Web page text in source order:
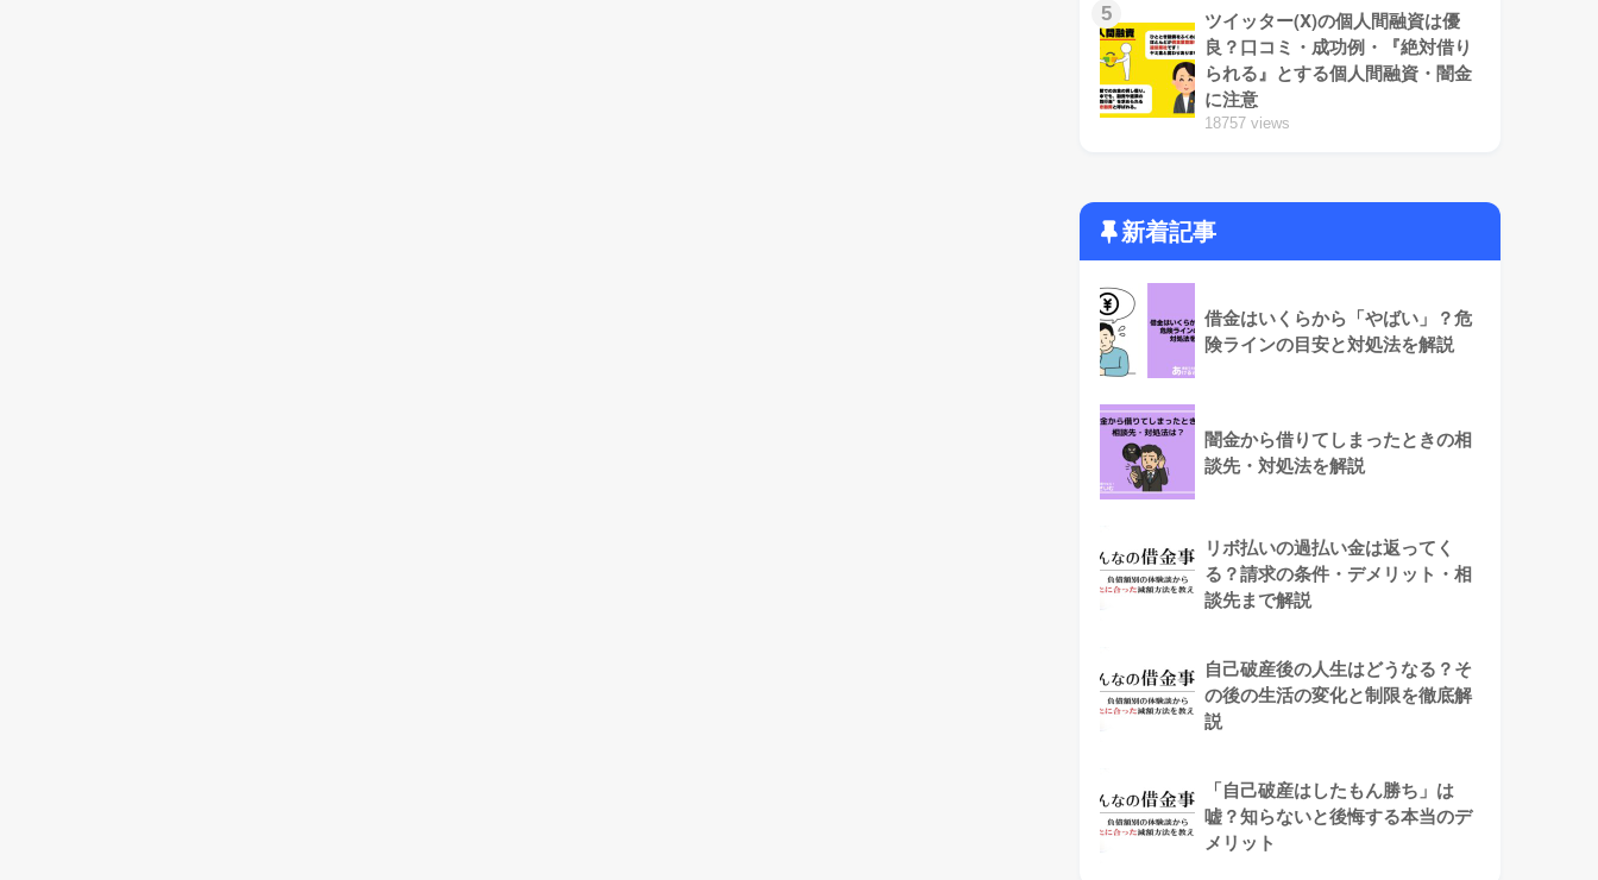
5
ツイッター(X)の個人間融資は優
良？口コミ・成功例・『絶対借り
られる』とする個人間融資・闇金
に注意
18757 views
新着記事
借金はいくらから「やばい」？危
険ラインの目安と対処法を解説
闇金から借りてしまったときの相
談先・対処法を解説
リボ払いの過払い金は返ってく
る？請求の条件・デメリット・相
談先まで解説
自己破産後の人生はどうなる？そ
の後の生活の変化と制限を徹底解
説
「自己破産はしたもん勝ち」は
嘘？知らないと後悔する本当のデ
メリット